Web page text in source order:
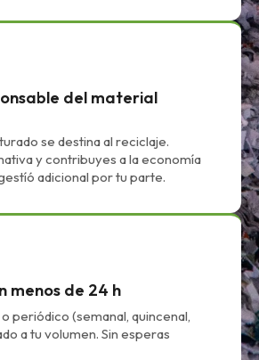
del material
se destina al reciclaje.
y contribuyes a la economía
adicional por tu parte.
menos de 24 h
periódico (semanal, quincenal,
a tu volumen. Sin esperas